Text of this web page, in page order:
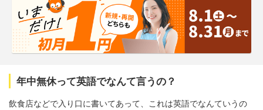
年中無休って英語でなんて言うの？
飲食店などで入り口に書いてあって、これは英語でなんていうの